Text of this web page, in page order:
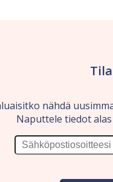
nähdä
Naputtele tiedot